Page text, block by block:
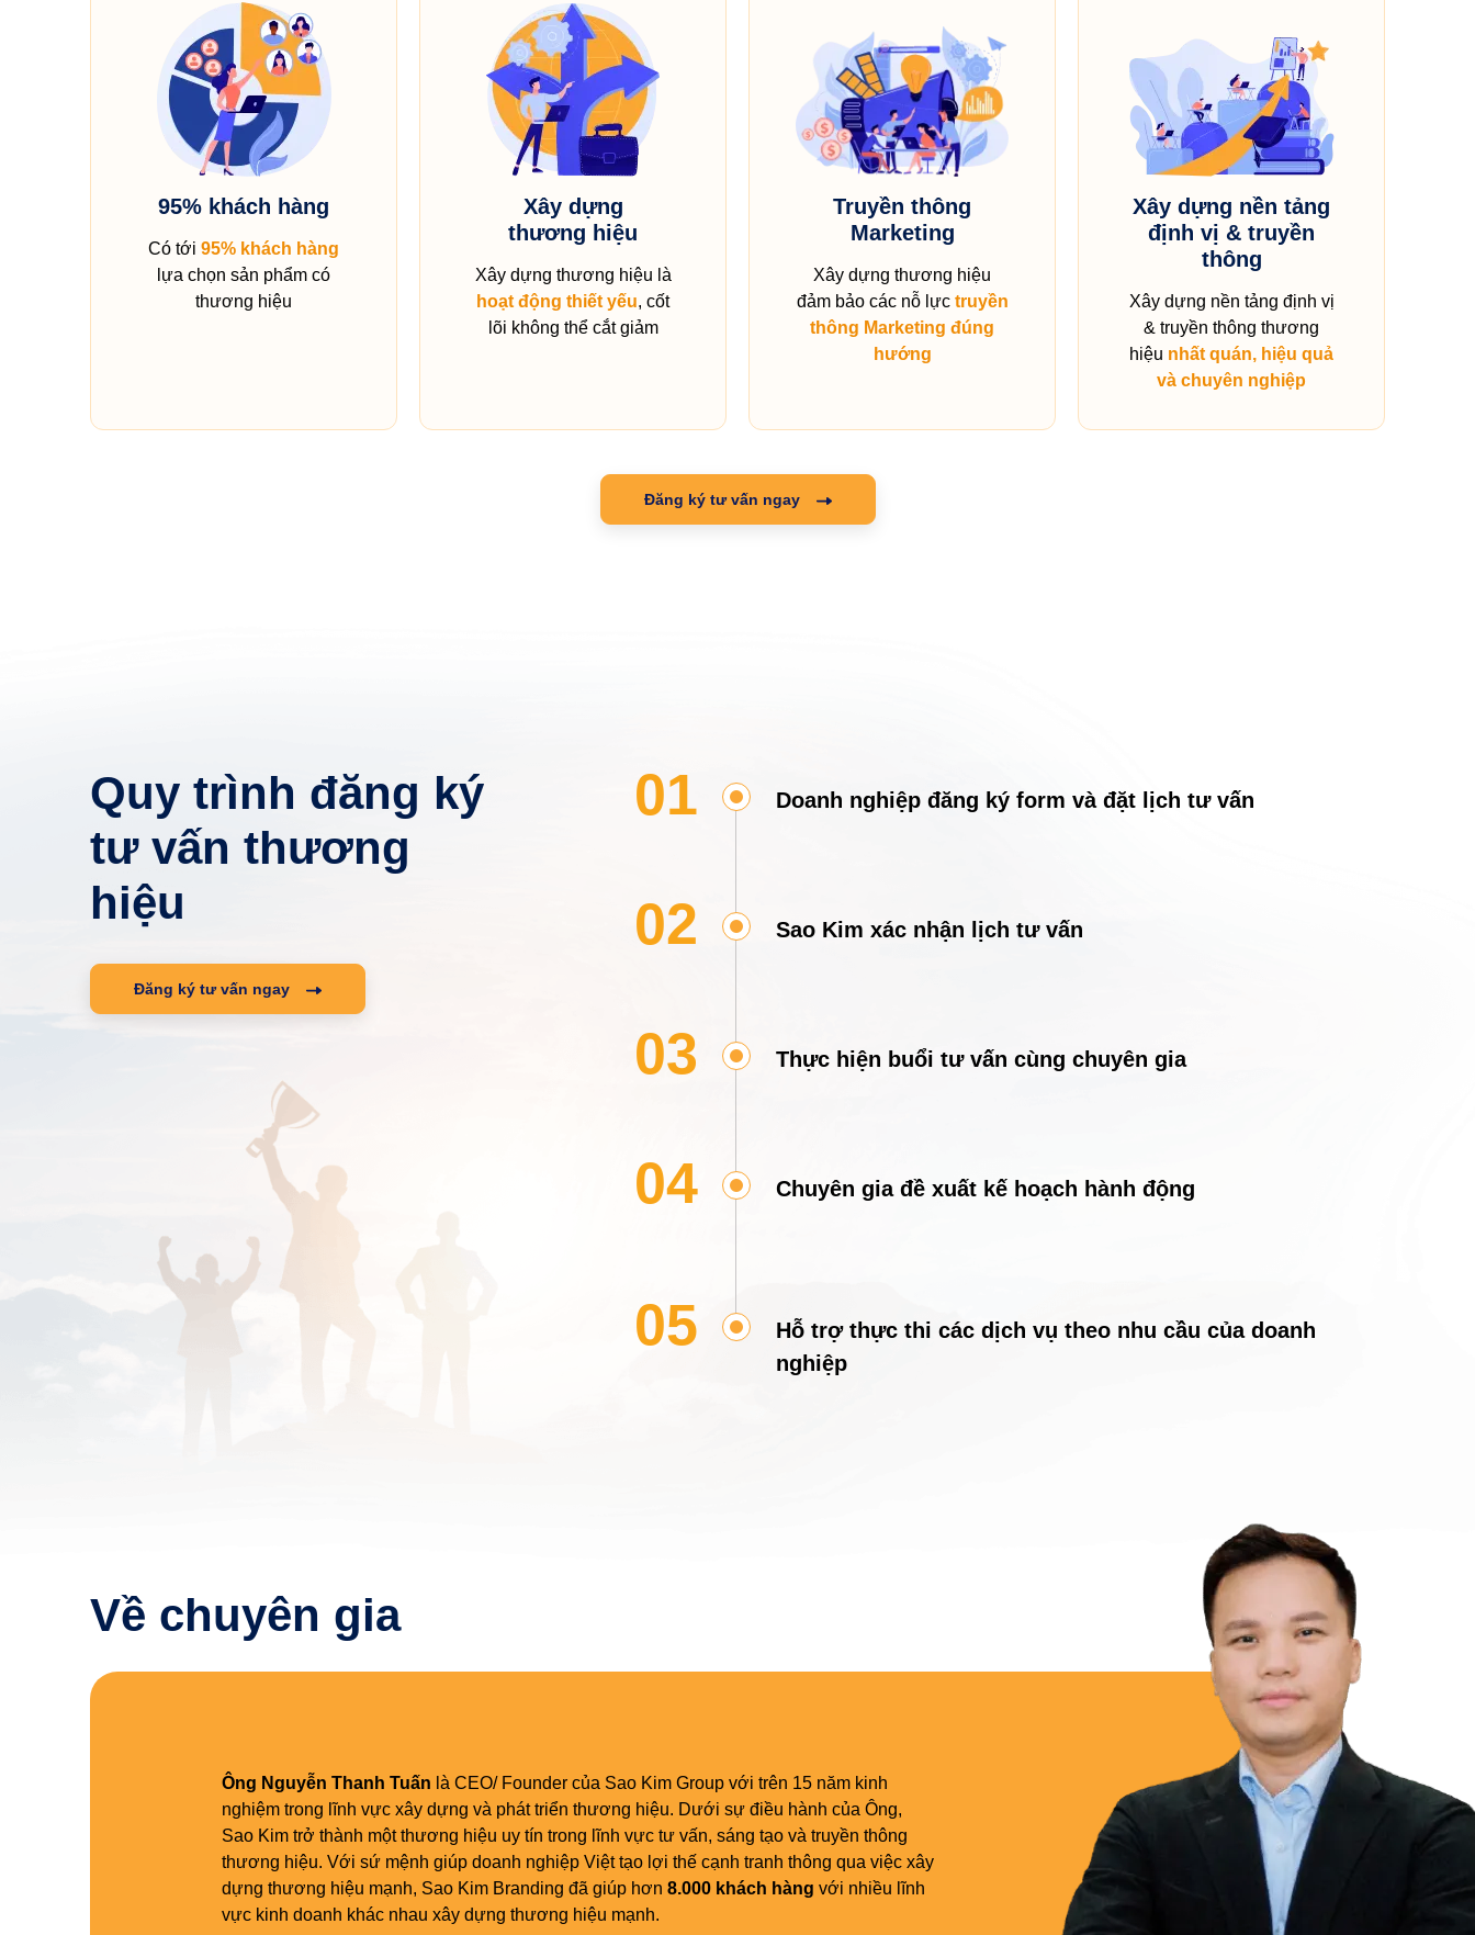
95% khách hàng
Có tới 95% khách hàng
lựa chọn sản phẩm có
thương hiệu
Xây dựng
thương hiệu
Xây dựng thương hiệu là
hoạt động thiết yếu, cốt
lõi không thể cắt giảm
Truyền thông
Marketing
Xây dựng thương hiệu
đảm bảo các nỗ lực truyền
thông Marketing đúng
hướng
Xây dựng nền tảng
định vị & truyền
thông
Xây dựng nền tảng định vị
& truyền thông thương
hiệu nhất quán, hiệu quả
và chuyên nghiệp
Đăng ký tư vấn ngay
Quy trình đăng ký
tư vấn thương
hiệu
Đăng ký tư vấn ngay
01 Doanh nghiệp đăng ký form và đặt lịch tư vấn
02 Sao Kim xác nhận lịch tư vấn
03 Thực hiện buổi tư vấn cùng chuyên gia
04 Chuyên gia đề xuất kế hoạch hành động
05
Hỗ trợ thực thi các dịch vụ theo nhu cầu của doanh
nghiệp
Về chuyên gia
Ông Nguyễn Thanh Tuấn là CEO/ Founder của Sao Kim Group với trên 15 năm kinh
nghiệm trong lĩnh vực xây dựng và phát triển thương hiệu. Dưới sự điều hành của Ông,
Sao Kim trở thành một thương hiệu uy tín trong lĩnh vực tư vấn, sáng tạo và truyền thông
thương hiệu. Với sứ mệnh giúp doanh nghiệp Việt tạo lợi thế cạnh tranh thông qua việc xây
dựng thương hiệu mạnh, Sao Kim Branding đã giúp hơn 8.000 khách hàng với nhiều lĩnh
vực kinh doanh khác nhau xây dựng thương hiệu mạnh.